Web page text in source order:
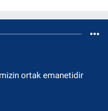
ortak emanetidir